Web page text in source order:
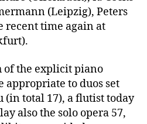
(Leipzig), Peters
recent time again at
the explicit piano
to duos set
total 17), a flutist today
also the solo opera 57,